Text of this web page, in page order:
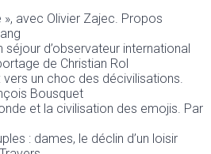
avec Olivier Zajec. Propos
d’observateur international
de Christian Rol
un choc des décivilisations.
Bousquet
et la civilisation des emojis. Par
: dames, le déclin d’un loisir